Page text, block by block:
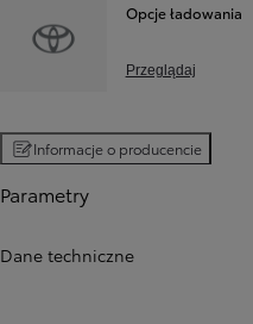
Opcje ładowania
Przeglądaj
Informacje o producencie
Parametry
Dane techniczne